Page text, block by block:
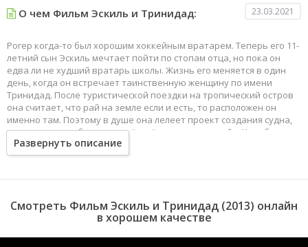
О чем Фильм Эскиль и Тринидад: 23.03.2021
Рогер когда-то был хорошим хоккейным вратарем. Теперь его 11-
летний сын Эскиль мечтает пойти по стопам отца, но пока он
едва ли не худший вратарь школы. Жизнь его меняется в один
день, когда он встречает таинственную женщину по имени
Тринидад. После туристической поездки на тропический остров
она считает, что рай на земле если и есть, то расположен он
именно там. Поэтому в душе она лелеет проект создания судна,
которое смогло бы увезти её и её последователей в Карибское
море. И хотя близится финал Кубка по хоккею, Эскиль все свои
силы направляет на помощь Тринидад.
Развернуть описание
Смотреть Фильм Эскиль и Тринидад (2013) онлайн
в хорошем качестве